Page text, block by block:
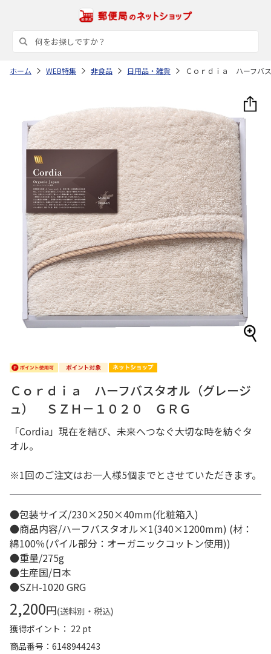
ホーム WEB特集 非食品 日用品・雑貨 Ｃｏｒｄｉａ ハーフバ
Ｃｏｒｄｉａ ハーフバスタオル（グレージ
ュ） ＳＺＨ－１０２０ ＧＲＧ
「Cordia」現在を結び、未来へつなぐ大切な時を紡ぐタ
オル。
※1回のご注文はお一人様5個までとさせていただきます。
●包装サイズ/230×250×40mm(化粧箱入)
●商品内容/ハーフバスタオル×1(340×1200mm) (材：
綿100％(パイル部分：オーガニックコットン使用))
●重量/275g
●生産国/日本
●SZH-1020 GRG
2,200円(送料別・税込)
獲得ポイント： 22 pt
商品番号
6148944243